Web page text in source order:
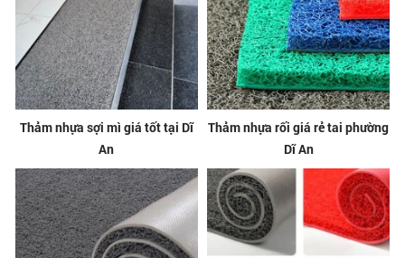
Thảm nhựa sợi mì giá tốt tại Dĩ
An
Thảm nhựa rối giá rẻ tai phường
Dĩ An